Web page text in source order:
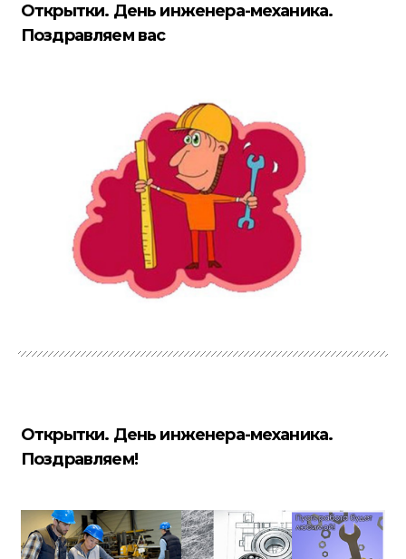
Открытки. День инженера-механика.
Поздравляем вас
Открытки. День инженера-механика.
Поздравляем!